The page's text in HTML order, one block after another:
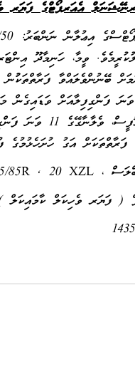
އެއަރޕޯޓްގެ ފަޔަރ
ވީމާ، ހަނިމާދޫ
އެއަރޕޯޓްސް
ފަރާތްތަކަށް އަގު ހުށަހެޅުމުގެ